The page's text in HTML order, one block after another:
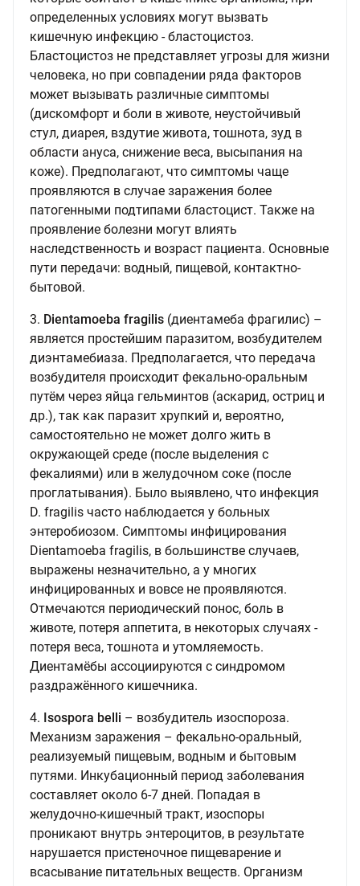
определенных условиях могут вызвать
кишечную инфекцию - бластоцистоз.
Бластоцистоз не представляет угрозы для жизни
человека, но при совпадении ряда факторов
может вызывать различные симптомы
(дискомфорт и боли в животе, неустойчивый
стул, диарея, вздутие живота, тошнота, зуд в
области ануса, снижение веса, высыпания на
коже). Предполагают, что симптомы чаще
проявляются в случае заражения более
патогенными подтипами бластоцист. Также на
проявление болезни могут влиять
наследственность и возраст пациента. Основные
пути передачи: водный, пищевой, контактно-
бытовой.
3. Dientamoeba fragilis (диентамеба фрагилис) –
является простейшим паразитом, возбудителем
диэнтамебиаза. Предполагается, что передача
возбудителя происходит фекально-оральным
путём через яйца гельминтов (аскарид, остриц и
др.), так как паразит хрупкий и, вероятно,
самостоятельно не может долго жить в
окружающей среде (после выделения с
фекалиями) или в желудочном соке (после
проглатывания). Было выявлено, что инфекция
D. fragilis часто наблюдается у больных
энтеробиозом. Симптомы инфицирования
Dientamoeba fragilis, в большинстве случаев,
выражены незначительно, а у многих
инфицированных и вовсе не проявляются.
Отмечаются периодический понос, боль в
животе, потеря аппетита, в некоторых случаях -
потеря веса, тошнота и утомляемость.
Диентамёбы ассоциируются с синдромом
раздражённого кишечника.
4. Isospora belli – возбудитель изоспороза.
Механизм заражения – фекально-оральный,
реализуемый пищевым, водным и бытовым
путями. Инкубационный период заболевания
составляет около 6-7 дней. Попадая в
желудочно-кишечный тракт, изоспоры
проникают внутрь энтероцитов, в результате
нарушается пристеночное пищеварение и
всасывание питательных веществ. Организм